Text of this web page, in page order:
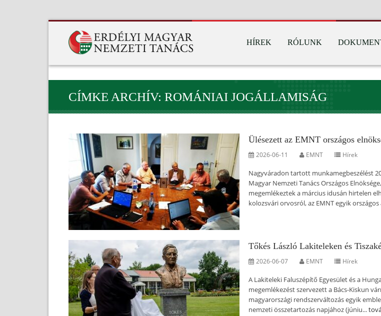
HÍREK RÓLUNK
CÍMKE ARCHÍV: ROMÁNIAI JOGÁLLAMISÁG
Ülésezett az EMNT országos
2026-06-11 EMNT Hírek
Nagyváradon tartott munkamegbeszélést
Magyar Nemzeti Tanács Országos
megemlékeztek a március idusán hirtelen
kolozsvári orvosról, az EMNT egyik országos
Tőkés László Lakiteleken és
2026-06-07 EMNT Hírek
A Lakiteleki Faluszépítő Egyesület és a
megemlékezést szervezett a Bács-Kiskun
magyarországi rendszerváltozás egyik
nemzeti összetartozás napjához (júniu...